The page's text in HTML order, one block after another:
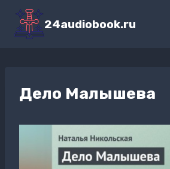
Перейти
содержимому
24audiobook.ru
Дело Малышева